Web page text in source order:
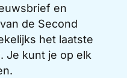
en
de Second
het laatste
Je kunt je op elk